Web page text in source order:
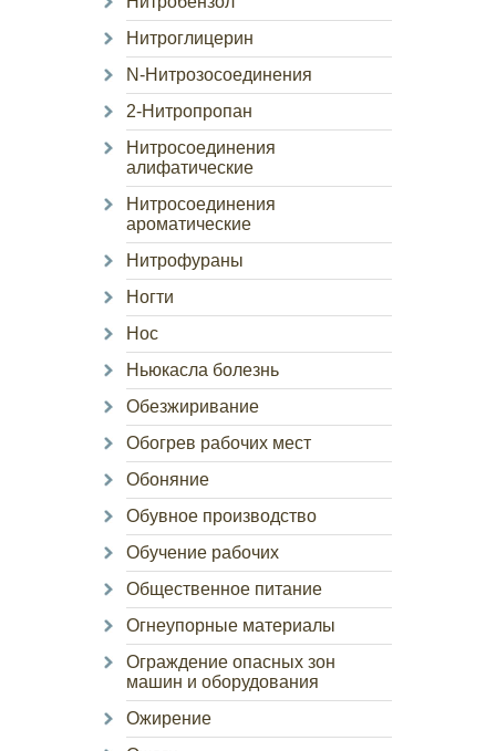
Нитроглицерин
N-Нитрозосоединения
2-Нитропропан
Нитросоединения
алифатические
Нитросоединения
ароматические
Нитрофураны
Ногти
Нос
Ньюкасла болезнь
Обезжиривание
Обогрев рабочих мест
Обоняние
Обувное производство
Обучение рабочих
Общественное питание
Огнеупорные материалы
Ограждение опасных зон
машин и оборудования
Ожирение